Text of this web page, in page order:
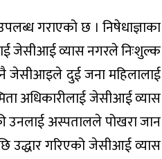
गराएको छ । निषेधाज्ञाका
जेसीआई व्यास नगरले निःशुल्क
जेसीआइले दुई जना महिलालाई
अधिकारीलाई जेसीआई व्यास
उनलाई अस्पतालले पोखरा जान
उद्धार गरिएको जेसीआई व्यास